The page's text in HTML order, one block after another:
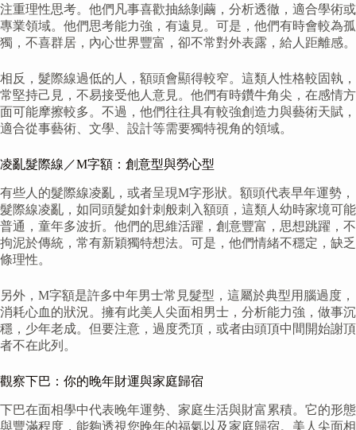
注重理性思考。他們凡事喜歡抽絲剝繭，分析透徹，適合學術或
專業領域。他們思考能力強，有遠見。可是，他們有時會較為孤
獨，不喜群居，內心世界豐富，卻不常對外表露，給人距離感。
相反，髮際線過低的人，額頭會顯得較窄。這類人性格較固執，
常堅持己見，不易接受他人意見。他們有時鑽牛角尖，在感情方
面可能摩擦較多。不過，他們往往具有較強創造力與藝術天賦，
適合從事藝術、文學、設計等需要獨特視角的領域。
凌亂髮際線／M字額：創意型與勞心型
有些人的髮際線凌亂，或者呈現M字形狀。額頭代表早年運勢，
髮際線凌亂，如同頭髮如針刺般刺入額頭，這類人幼時家境可能
普通，童年多波折。他們的思維活躍，創意豐富，思想跳躍，不
拘泥於傳統，常有新穎獨特想法。可是，他們情緒不穩定，缺乏
條理性。
另外，M字額是許多中年男士常見髮型，這屬於典型用腦過度，
消耗心血的狀況。擁有此美人尖面相男士，分析能力強，做事沉
穩，少年老成。但要注意，過度禿頂，或者由頭頂中間開始謝頂
者不在此列。
觀察下巴：你的晚年財運與家庭歸宿
下巴在面相學中代表晚年運勢、家庭生活與財富累積。它的形態
與豐滿程度，能夠透視您晚年的福氣以及家庭歸宿。美人尖面相